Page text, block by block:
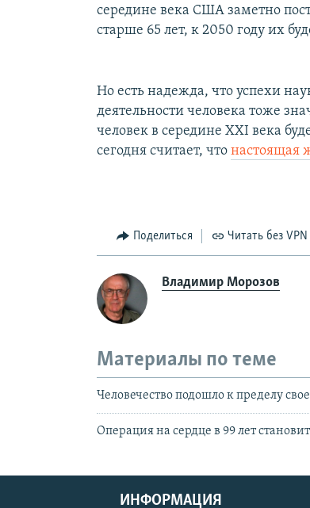
середине века США заметно
старше 65 лет, к 2050 году их
Но есть надежда, что успехи
деятельности человека тоже
человек в середине XXI века
сегодня считает, чтонастоящая
Поделиться Читать без VPN
Владимир Морозов
Материалы по теме
Человечество подошло к пределу
Операция на сердце в 99 лет
ИНФОРМАЦИЯ